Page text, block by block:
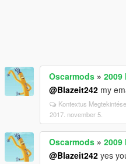
Oscarmods » 2009
@Blazeit242 my
Kontextus Megtekintése
2017. november 5.
Oscarmods » 2009
@Blazeit242 yes